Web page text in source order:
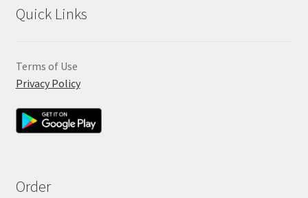
Quick Links
Terms of Use
Privacy Policy
Order